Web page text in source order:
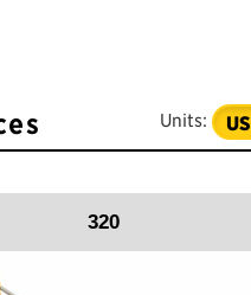
Units: US
320